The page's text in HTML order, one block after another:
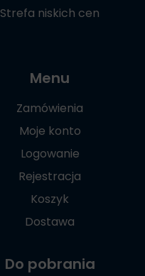
Strefa niskich cen
Menu
Zamówienia
Moje konto
Logowanie
Rejestracja
Koszyk
Dostawa
Do pobrania